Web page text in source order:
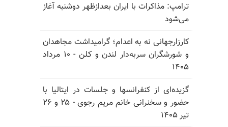
ترامپ: مذاکرات با ایران بعدازظهر دوشنبه آغاز
می‌شود
کارزارجهانی نه به اعدام؛ گرامیداشت مجاهدان
و شورشگران سربه‌دار لندن و کلن - ۱۰ مرداد
۱۴۰۵
گزیده‌ای از کنفرانسها و جلسات در ایتالیا با
حضور و سخنرانی خانم مریم رجوی - ۲۵ و ۲۶
تیر ۱۴۰۵